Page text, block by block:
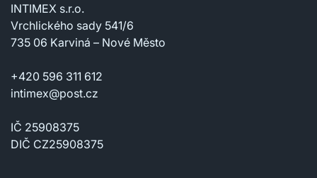
INTIMEX s.r.o.
Vrchlického sady 541/6
735 06 Karviná – Nové Město
+420 596 311 612
intimex@post.cz
IČ 25908375
DIČ CZ25908375